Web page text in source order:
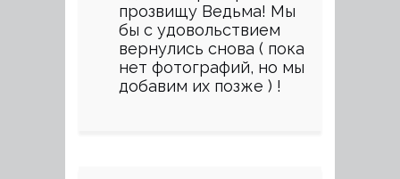
прозвищу Ведьма! Мы
бы с удовольствием
вернулись снова ( пока
нет фотографий, но мы
добавим их позже ) !